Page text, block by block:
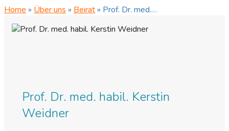
Home » Über uns » Beirat » Prof. Dr. med.…
Prof. Dr. med. habil. Kerstin
Weidner